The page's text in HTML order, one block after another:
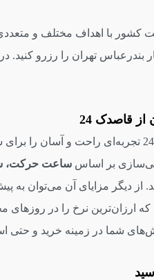
با اهداف مختلف و
تهران را رزرو کنید. در
قاصدک 24
بر اساس ساعت حرکت،
از دیگر مزایای آن می‌توان
که ارزان‌ترین نرخ را در
شما در زمینه خرید و حتی